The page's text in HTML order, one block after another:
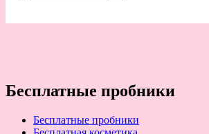
Бесплатные пробники
Бесплатные пробники